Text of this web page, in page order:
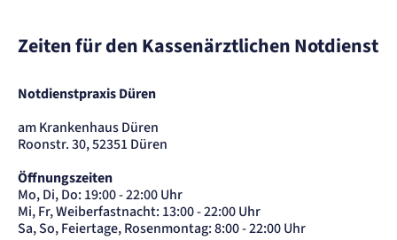
Zeiten für den Kassenärztlichen Notdienst
Notdienstpraxis Düren
am Krankenhaus Düren
Roonstr. 30, 52351 Düren
Öffnungszeiten
Mo, Di, Do: 19:00 - 22:00 Uhr
Mi, Fr, Weiberfastnacht: 13:00 - 22:00 Uhr
Sa, So, Feiertage, Rosenmontag: 8:00 - 22:00 Uhr
zu verstehen, wie unsere Besucher unsere
Website nutzen.
etracker Analytics
Name:
_et_coid
etracker GmbH
Zweck:
Cookie Erkennung
Cookie Laufzeit: